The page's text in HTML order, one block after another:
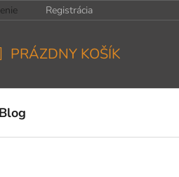
Registrácia
KOŠÍK
PRÁZDNY KOŠÍK
Blog